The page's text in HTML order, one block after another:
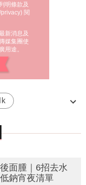
明條款及
privacy) 閱
新消息及
媒集團使
用途。
面腫｜6招去水
鈉宵夜清單